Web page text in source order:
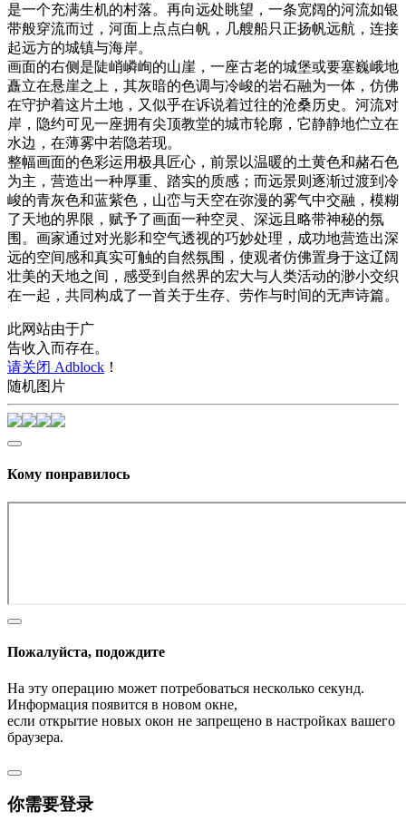
是一个充满生机的村落。再向远处眺望，一条宽阔的河流如银
带般穿流而过，河面上点点白帆，几艘船只正扬帆远航，连接
起远方的城镇与海岸。
画面的右侧是陡峭嶙峋的山崖，一座古老的城堡或要塞巍峨地
矗立在悬崖之上，其灰暗的色调与冷峻的岩石融为一体，仿佛
在守护着这片土地，又似乎在诉说着过往的沧桑历史。河流对
岸，隐约可见一座拥有尖顶教堂的城市轮廓，它静静地伫立在
水边，在薄雾中若隐若现。
整幅画面的色彩运用极具匠心，前景以温暖的土黄色和赭石色
为主，营造出一种厚重、踏实的质感；而远景则逐渐过渡到冷
峻的青灰色和蓝紫色，山峦与天空在弥漫的雾气中交融，模糊
了天地的界限，赋予了画面一种空灵、深远且略带神秘的氛
围。画家通过对光影和空气透视的巧妙处理，成功地营造出深
远的空间感和真实可触的自然氛围，使观者仿佛置身于这辽阔
壮美的天地之间，感受到自然界的宏大与人类活动的渺小交织
在一起，共同构成了一首关于生存、劳作与时间的无声诗篇。
此网站由于广
告收入而存在。
请关闭 Adblock ！
随机图片
Кому понравилось
Пожалуйста, подождите
На эту операцию может потребоваться несколько секунд.
Информация появится в новом окне,
если открытие новых окон не запрещено в настройках вашего
браузера.
你需要登录